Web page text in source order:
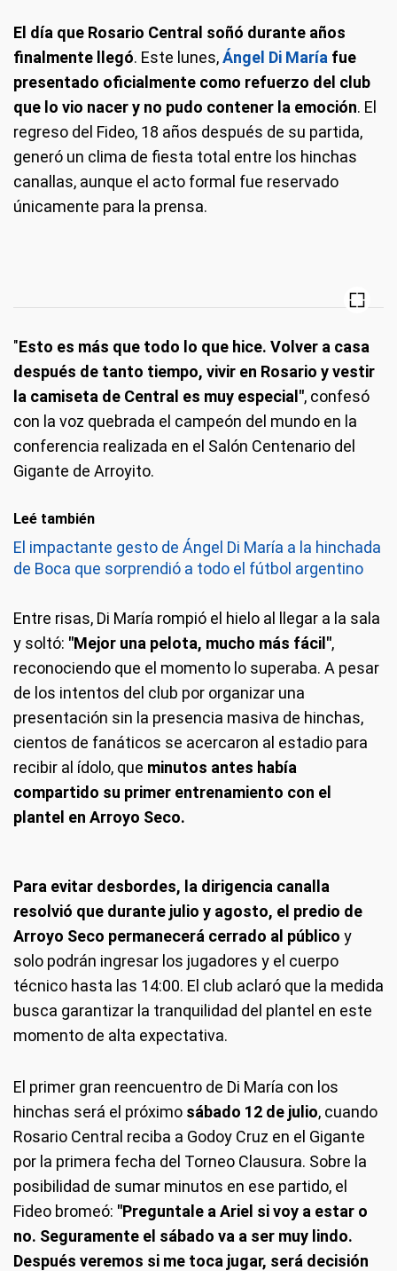
El día que Rosario Central soñó durante años
finalmente llegó. Este lunes,Ángel Di María fue
presentado oficialmente como refuerzo del club
que lo vio nacer y no pudo contener la emoción. El
regreso del Fideo, 18 años después de su partida,
generó un clima de fiesta total entre los hinchas
canallas, aunque el acto formal fue reservado
únicamente para la prensa.
"Esto es más que todo lo que hice. Volver a casa
después de tanto tiempo, vivir en Rosario y vestir
la camiseta de Central es muy especial", confesó
con la voz quebrada el campeón del mundo en la
conferencia realizada en el Salón Centenario del
Gigante de Arroyito.
Leé también
El impactante gesto de Ángel Di María a la hinchada
de Boca que sorprendió a todo el fútbol argentino
Entre risas, Di María rompió el hielo al llegar a la sala
y soltó: "Mejor una pelota, mucho más fácil",
reconociendo que el momento lo superaba. A pesar
de los intentos del club por organizar una
presentación sin la presencia masiva de hinchas,
cientos de fanáticos se acercaron al estadio para
recibir al ídolo, que minutos antes había
compartido su primer entrenamiento con el
plantel en Arroyo Seco.
Para evitar desbordes, la dirigencia canalla
resolvió que durante julio y agosto, el predio de
Arroyo Seco permanecerá cerrado al público y
solo podrán ingresar los jugadores y el cuerpo
técnico hasta las 14:00. El club aclaró que la medida
busca garantizar la tranquilidad del plantel en este
momento de alta expectativa.
El primer gran reencuentro de Di María con los
hinchas será el próximo sábado 12 de julio, cuando
Rosario Central reciba a Godoy Cruz en el Gigante
por la primera fecha del Torneo Clausura. Sobre la
posibilidad de sumar minutos en ese partido, el
Fideo bromeó: "Preguntale a Ariel si voy a estar o
no. Seguramente el sábado va a ser muy lindo.
Después veremos si me toca jugar, será decisión